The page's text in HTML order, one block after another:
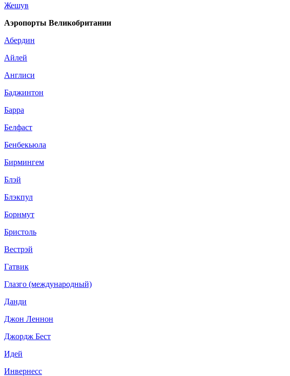
Жешув
Аэропорты Великобритании
Абердин
Айлей
Англиси
Баджинтон
Барра
Белфаст
Бенбекьюла
Бирмингем
Блэй
Блэкпул
Борнмут
Бристоль
Вестрэй
Гатвик
Глазго (международный)
Данди
Джон Леннон
Джордж Бест
Идей
Инвернесс